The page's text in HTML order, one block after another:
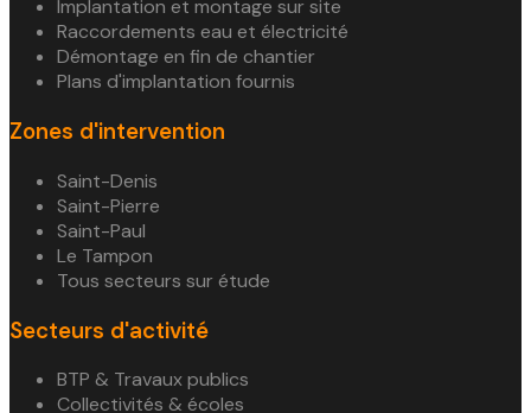
Implantation et montage sur site
Raccordements eau et électricité
Démontage en fin de chantier
Plans d'implantation fournis
Zones d'intervention
Saint-Denis
Saint-Pierre
Saint-Paul
Le Tampon
Tous secteurs sur étude
Secteurs d'activité
BTP & Travaux publics
Collectivités & écoles